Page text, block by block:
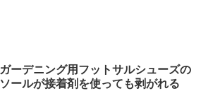
ガーデニング用フットサルシューズの
ソールが接着剤を使っても剥がれる